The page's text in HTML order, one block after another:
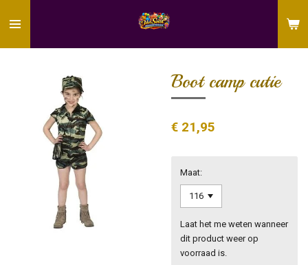
direct
Boot camp cutie
€ 21,95
Maat:
Laat het me weten wanneer
dit product weer op
voorraad is.